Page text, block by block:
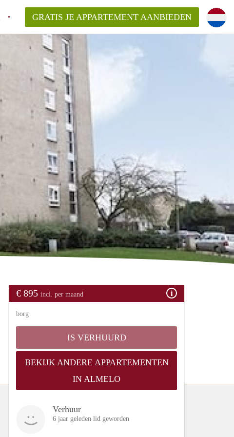
Appartement in Almelo?
vinden!
GRATIS JE APPARTEMENT AANBIEDEN
€ 895 incl. per maand
borg
IS VERHUURD
BEKIJK ANDERE APPARTEMENTEN
IN ALMELO
Verhuur
6 jaar geleden lid geworden